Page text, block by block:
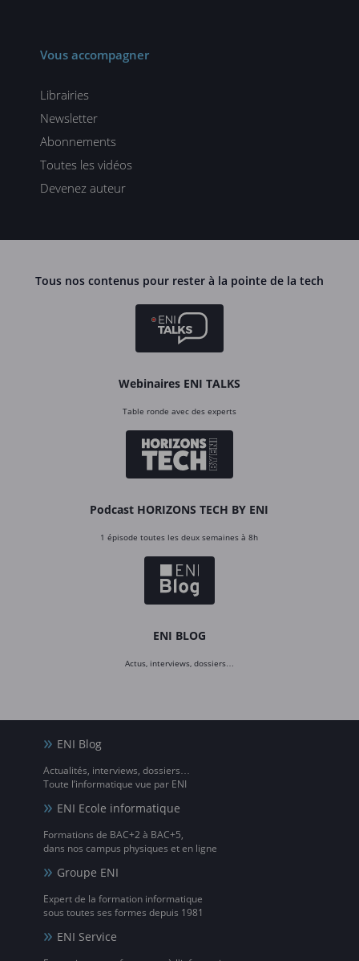
Vous accompagner
Librairies
Newsletter
Abonnements
Toutes les vidéos
Devenez auteur
Tous nos contenus pour rester à la pointe de la tech
Webinaires ENI TALKS
Table ronde avec des experts
Podcast HORIZONS TECH BY ENI
1 épisode toutes les deux semaines à 8h
ENI BLOG
Actus, interviews, dossiers…
ENI Blog
Actualités, interviews, dossiers…
Toute l’informatique vue par ENI
ENI Ecole informatique
Formations de BAC+2 à BAC+5,
dans nos campus physiques et en ligne
Groupe ENI
Expert de la formation informatique
sous toutes ses formes depuis 1981
ENI Service